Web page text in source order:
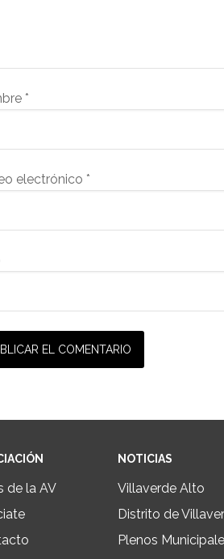
*
electrónico *
de la AV
NOTICIAS
Villaverde Alto
Distrito de
Plenos